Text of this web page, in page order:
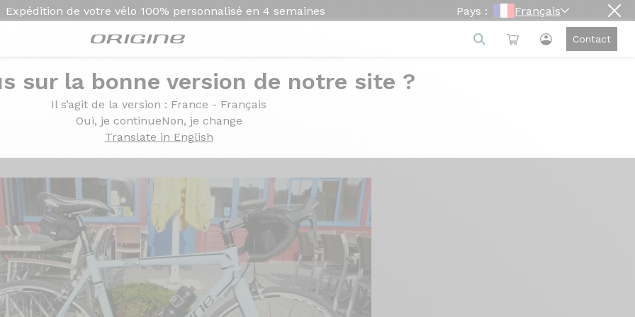
Expédition de votre vélo 100% personnalisé en 4 semaines Pays : Français
Contact
sur la bonne version de notre site ?
Il s’agit de la version : France - Français
Oui, je continueNon, je change
Translate in English
/ Mavic Ksyrium Elite S
Ultegra / Mavic Ksyrium Elite S